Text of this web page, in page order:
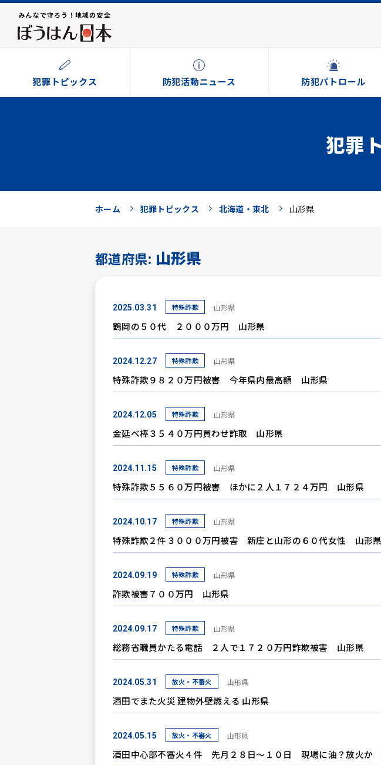
みんなで守ろう！地域の安全
犯罪トピックス 防犯活動ニュース 防犯パトロール
犯罪
ホーム 犯罪トピックス 北海道・東北 山形県
都道府県: 山形県
2025.03.31 特殊詐欺 山形県
鶴岡の５０代 ２０００万円 山形県
2024.12.27 特殊詐欺 山形県
特殊詐欺９８２０万円被害 今年県内最高額 山形県
2024.12.05 特殊詐欺 山形県
金延べ棒３５４０万円買わせ詐取 山形県
2024.11.15 特殊詐欺 山形県
特殊詐欺５５６０万円被害 ほかに２人１７２４万円 山形県
2024.10.17 特殊詐欺 山形県
特殊詐欺２件３０００万円被害 新庄と山形の６０代女性 山形県
2024.09.19 特殊詐欺 山形県
詐欺被害７００万円 山形県
2024.09.17 特殊詐欺 山形県
総務省職員かたる電話 ２人で１７２０万円詐欺被害 山形県
2024.05.31 放火・不審火 山形県
酒田でまた火災 建物外壁燃える 山形県
2024.05.15 放火・不審火 山形県
酒田中心部不審火４件 先月２８日～１０日 現場に油？放火か